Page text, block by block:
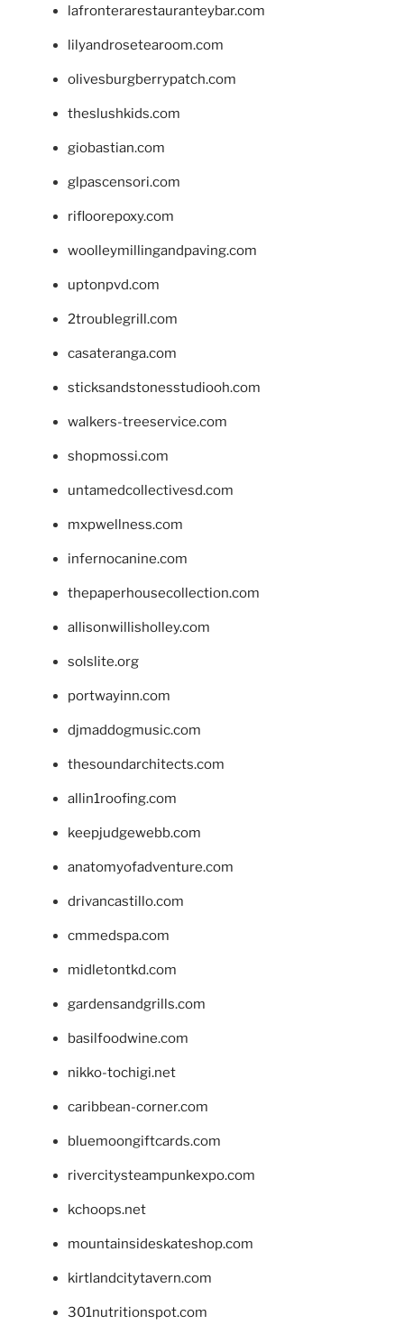
lafronterarestauranteybar.com
lilyandrosetearoom.com
olivesburgberrypatch.com
theslushkids.com
giobastian.com
glpascensori.com
rifloorepoxy.com
woolleymillingandpaving.com
uptonpvd.com
2troublegrill.com
casateranga.com
sticksandstonesstudiooh.com
walkers-treeservice.com
shopmossi.com
untamedcollectivesd.com
mxpwellness.com
infernocanine.com
thepaperhousecollection.com
allisonwillisholley.com
solslite.org
portwayinn.com
djmaddogmusic.com
thesoundarchitects.com
allin1roofing.com
keepjudgewebb.com
anatomyofadventure.com
drivancastillo.com
cmmedspa.com
midletontkd.com
gardensandgrills.com
basilfoodwine.com
nikko-tochigi.net
caribbean-corner.com
bluemoongiftcards.com
rivercitysteampunkexpo.com
kchoops.net
mountainsideskateshop.com
kirtlandcitytavern.com
301nutritionspot.com